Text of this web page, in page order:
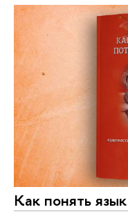
Как понять